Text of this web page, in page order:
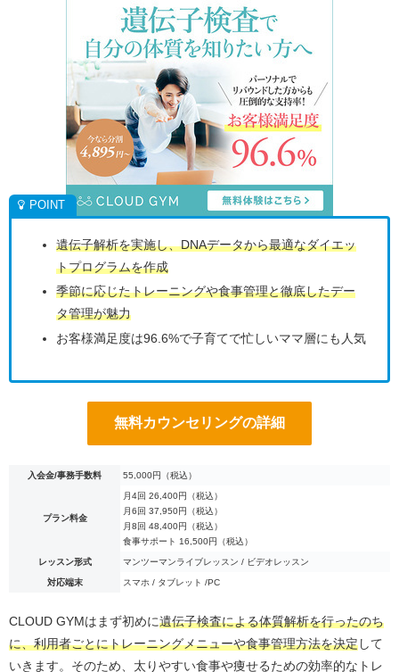
遺伝子解析を実施し、DNAデータから最適なダイエッ
トプログラムを作成
季節に応じたトレーニングや食事管理と徹底したデー
タ管理が魅力
お客様満足度は96.6%で子育てで忙しいママ層にも人気
無料カウンセリングの詳細
入会金/事務手数料 55,000円（税込）
プラン料金
月4回 26,400円（税込）
月6回 37,950円（税込）
月8回 48,400円（税込）
食事サポート 16,500円（税込）
レッスン形式 マンツーマンライブレッスン / ビデオレッスン
対応端末 スマホ / タブレット /PC
CLOUD GYMはまず初めに遺伝子検査による体質解析を行ったのち
に、利用者ごとにトレーニングメニューや食事管理方法を決定して
いきます。そのため、太りやすい食事や痩せるための効率的なトレ